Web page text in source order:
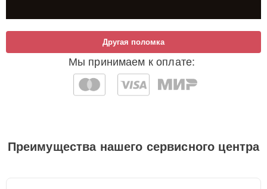
Мы принимаем к оплате:
Другая поломка
Преимущества нашего сервисного центра